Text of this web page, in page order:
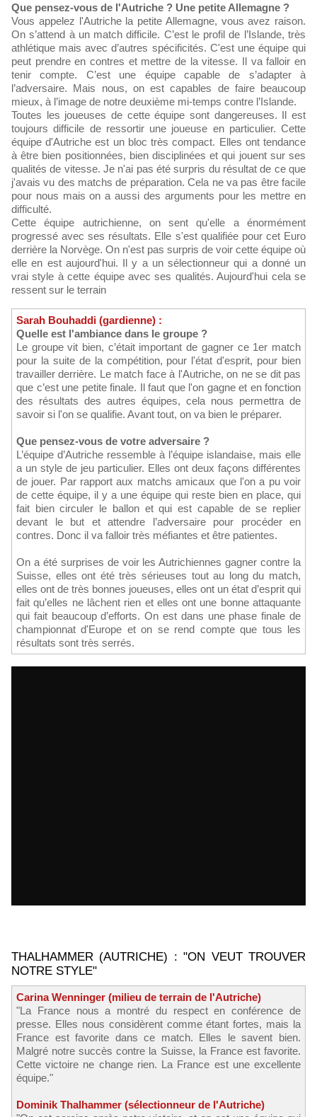
Que pensez-vous de l'Autriche ? Une petite Allemagne ?
Vous appelez l'Autriche la petite Allemagne, vous avez raison.
On s’attend à un match difficile. C’est le profil de l’Islande, très
athlétique mais avec d’autres spécificités. C'est une équipe qui
peut prendre en contres et mettre de la vitesse. Il va falloir en
tenir compte. C’est une équipe capable de s’adapter à
l’adversaire. Mais nous, on est capables de faire beaucoup
mieux, à l’image de notre deuxième mi-temps contre l’Islande.
Toutes les joueuses de cette équipe sont dangereuses. Il est
toujours difficile de ressortir une joueuse en particulier. Cette
équipe d'Autriche est un bloc très compact. Elles ont tendance
à être bien positionnées, bien disciplinées et qui jouent sur ses
qualités de vitesse. Je n'ai pas été surpris du résultat de ce que
j'avais vu des matchs de préparation. Cela ne va pas être facile
pour nous mais on a aussi des arguments pour les mettre en
difficulté.
Cette équipe autrichienne, on sent qu'elle a énormément
progressé avec ses résultats. Elle s'est qualifiée pour cet Euro
derrière la Norvège. On n'est pas surpris de voir cette équipe où
elle en est aujourd'hui. Il y a un sélectionneur qui a donné un
vrai style à cette équipe avec ses qualités. Aujourd'hui cela se
ressent sur le terrain
Sarah Bouhaddi (gardienne) :
Quelle est l'ambiance dans le groupe ?
Le groupe vit bien, c’était important de gagner ce 1er match
pour la suite de la compétition, pour l'état d'esprit, pour bien
travailler derrière. Le match face à l'Autriche, on ne se dit pas
que c’est une petite finale. Il faut que l'on gagne et en fonction
des résultats des autres équipes, cela nous permettra de
savoir si l'on se qualifie. Avant tout, on va bien le préparer.
Que pensez-vous de votre adversaire ?
L’équipe d’Autriche ressemble à l’équipe islandaise, mais elle
a un style de jeu particulier. Elles ont deux façons différentes
de jouer. Par rapport aux matchs amicaux que l'on a pu voir
de cette équipe, il y a une équipe qui reste bien en place, qui
fait bien circuler le ballon et qui est capable de se replier
devant le but et attendre l’adversaire pour procéder en
contres. Donc il va falloir très méfiantes et être patientes.
On a été surprises de voir les Autrichiennes gagner contre la
Suisse, elles ont été très sérieuses tout au long du match,
elles ont de très bonnes joueuses, elles ont un état d’esprit qui
fait qu’elles ne lâchent rien et elles ont une bonne attaquante
qui fait beaucoup d’efforts. On est dans une phase finale de
championnat d'Europe et on se rend compte que tous les
résultats sont très serrés.
THALHAMMER (AUTRICHE) : "ON VEUT TROUVER
NOTRE STYLE"
Carina Wenninger (milieu de terrain de l'Autriche)
"La France nous a montré du respect en conférence de
presse. Elles nous considèrent comme étant fortes, mais la
France est favorite dans ce match. Elles le savent bien.
Malgré notre succès contre la Suisse, la France est favorite.
Cette victoire ne change rien. La France est une excellente
équipe."
Dominik Thalhammer (sélectionneur de l'Autriche)